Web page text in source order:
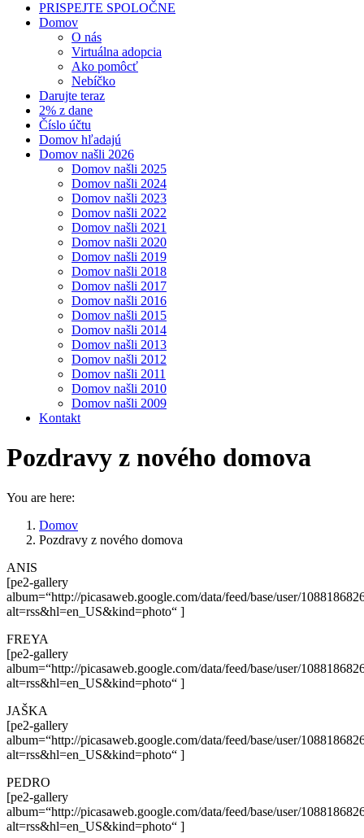
PRISPEJTE SPOLOČNE
Domov
O nás
Virtuálna adopcia
Ako pomôcť
Nebíčko
Darujte teraz
2% z dane
Číslo účtu
Domov hľadajú
Domov našli 2026
Domov našli 2025
Domov našli 2024
Domov našli 2023
Domov našli 2022
Domov našli 2021
Domov našli 2020
Domov našli 2019
Domov našli 2018
Domov našli 2017
Domov našli 2016
Domov našli 2015
Domov našli 2014
Domov našli 2013
Domov našli 2012
Domov našli 2011
Domov našli 2010
Domov našli 2009
Kontakt
Pozdravy z nového domova
You are here:
Domov
Pozdravy z nového domova
ANIS
[pe2-gallery
album=“http://picasaweb.google.com/data/feed/base/user/
alt=rss&hl=en_US&kind=photo“ ]
FREYA
[pe2-gallery
album=“http://picasaweb.google.com/data/feed/base/user/
alt=rss&hl=en_US&kind=photo“ ]
JAŠKA
[pe2-gallery
album=“http://picasaweb.google.com/data/feed/base/user/
alt=rss&hl=en_US&kind=photo“ ]
PEDRO
[pe2-gallery
album=“http://picasaweb.google.com/data/feed/base/user/
alt=rss&hl=en_US&kind=photo“ ]